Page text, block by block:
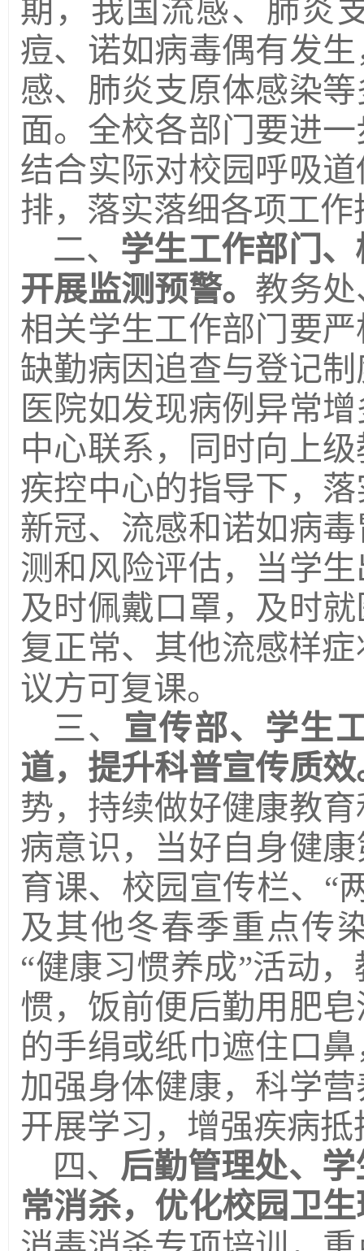
期，我国流感、肺炎
痘、诺如病毒偶有发
感、肺炎支原体感染
面。全校各部门要进
结合实际对校园呼吸
排，落实落细各项工作
二、 学生工作部门
开展监测预警。 教务
相关学生工作部门要
缺勤病因追查与登记
医院如发现病例异常
中心联系，同时向上
疾控中心的指导下，
新冠、流感和诺如病
测和风险评估，当学
及时佩戴口罩，及时
复正常、其他流感样
议方可复课。
三、 宣传部、学生
道，提升科普宣传质效
势，持续做好健康教
病意识，当好自身健
育课、校园宣传栏、 “
及其他冬春季重点传
“健康习惯养成”活动
惯，饭前便后勤用肥
的手绢或纸巾遮住口
加强身体健康，科学
开展学习，增强疾病抵
四、 后勤管理处、
常消杀，优化校园卫